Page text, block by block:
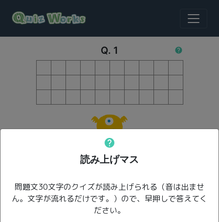
help
Q. 1
HP 500
＼ボタンを押してスタート！／
help
読み上げマス
問題文30文字のクイズが読み上げられる（音は出ませ
ん。文字が流れるだけです。）ので、早押しで答えてく
ださい。